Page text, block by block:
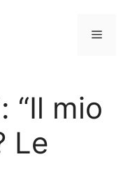
Menu
“Il mio
Le